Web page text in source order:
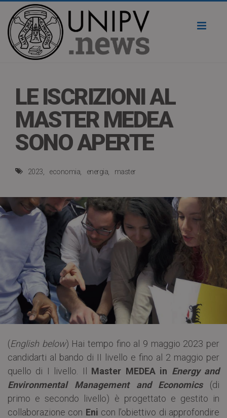
LE ISCRIZIONI AL
MASTER MEDEA
SONO APERTE
2023 economia energia master
(English below) Hai tempo fino al 9 maggio 2023 per
candidarti al bando di II livello e fino al 2 maggio per
quello di I livello. Il Master MEDEA in Energy and
Environmental Management and Economics(di
primo e secondo livello) è progettato e gestito in
collaborazione con Eni con l’obiettivo di approfondire